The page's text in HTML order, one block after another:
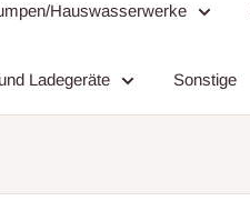
Hauswasserwerke
Ladegeräte Sonstige